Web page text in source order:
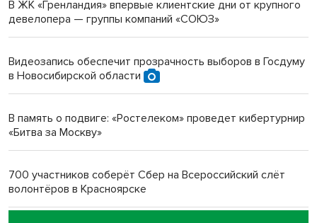
Новосибирский преподаватель с женой вошли в топ-16
В ЖК «Гренландия» впервые клиентские дни от крупного
девелопера — группы компаний «СОЮЗ»
Видеозапись обеспечит прозрачность выборов в Госдуму
в Новосибирской области
В память о подвиге: «Ростелеком» проведет кибертурнир
«Битва за Москву»
700 участников соберёт Сбер на Всероссийский слёт
волонтёров в Красноярске